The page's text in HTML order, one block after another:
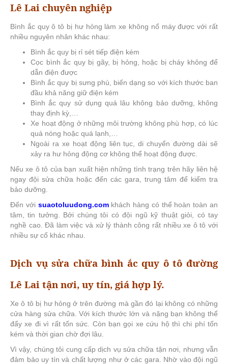
Lê Lai chuyên nghiệp
Bình ắc quy ô tô bị hư hỏng làm xe không nổ máy được với rất
nhiều nguyên nhân khác nhau:
Bình ắc quy bị rỉ sét tiếp điện kém
Cọc bình ắc quy bị gãy, bị hỏng, hoặc bị cháy không để
dẫn điện được
Bình ắc quy bị sưng phù, biến dạng so với kích thước ban
đầu khả năng giữ điện kém
Bình ắc quy sử dụng quá lâu không bảo dưỡng, không
thay định kỳ,…
Xe hoạt động ở những môi trường không phù hợp, có lúc
quá nóng hoặc quá lạnh,…
Ngoài ra xe hoạt động liên tục, di chuyển đường dài sẽ
xảy ra hư hỏng động cơ không thể hoạt động được.
Nếu xe ô tô của bạn xuất hiện những tình trạng trên hãy liên hệ
ngay đội sửa chữa hoặc đến các gara, trung tâm để kiểm tra
bảo dưỡng.
Đến với suaotoluudong.comkhách hàng có thể hoàn toàn an
tâm, tin tưởng. Bởi chúng tôi có đội ngũ kỹ thuật giỏi, có tay
nghề cao. Đã làm việc và xử lý thành công rất nhiều xe ô tô với
nhiều sự cố khác nhau.
Dịch vụ sửa chữa bình ắc quy ô tô đường
Lê Lai tận nơi, uy tín, giá hợp lý.
Xe ô tô bị hư hỏng ở trên đường mà gần đó lại không có những
cửa hàng sửa chữa. Với kích thước lớn và nặng bạn không thể
đẩy xe đi vì rất tốn sức. Còn bạn gọi xe cứu hộ thì chi phí tốn
kém và thời gian chờ đợi lâu.
Vì vậy, chúng tôi cung cấp dịch vụ sửa chữa tận nơi, nhưng vẫn
đảm bảo uy tín và chất lượng như ở các gara. Nhờ vào đội ngũ